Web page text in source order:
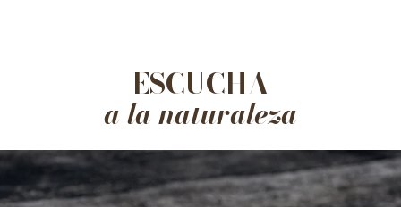
ESCUCHA
a la naturaleza